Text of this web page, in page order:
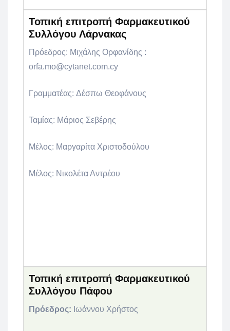
Τοπική επιτροπή Φαρμακευτικού
Συλλόγου Λάρνακας
Πρόεδρος: Μιχάλης Ορφανίδης :
orfa.mo@cytanet.com.cy
Γραμματέας: Δέσπω Θεοφάνους
Ταμίας: Μάριος Σεβέρης
Μέλος: Μαργαρίτα Χριστοδούλου
Μέλος: Νικολέτα Αντρέου
Τοπική επιτροπή Φαρμακευτικού
Συλλόγου Πάφου
Πρόεδρος: Ιωάννου Χρήστος